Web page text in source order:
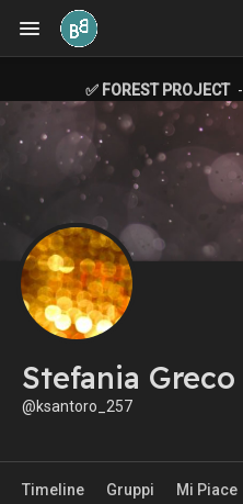
✅ FOREST PROJECT -
Stefania Greco
@ksantoro_257
Timeline Gruppi Mi Piace